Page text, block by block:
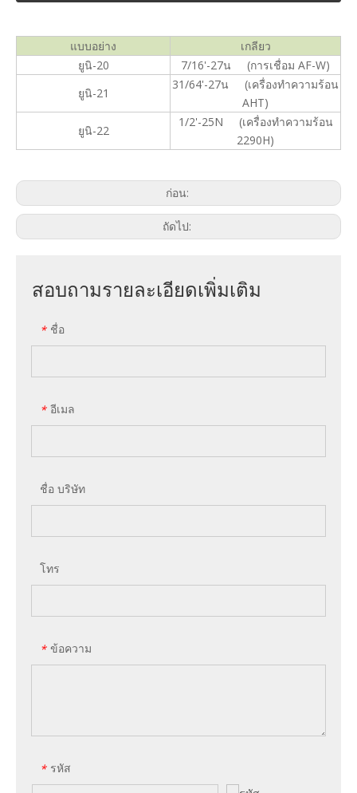
แบบอย่าง
เกลียว
ยูนิ-20
7/16'-27น (การเชื่อม AF-W)
ยูนิ-21
31/64'-27น (เครื่องทำความร้อน
AHT)
ยูนิ-22
1/2'-25N (เครื่องทำความร้อน
2290H)
ก่อน:
ถัดไป:
สอบถามรายละเอียดเพิ่มเติม
* ชื่อ
* อีเมล
ชื่อ บริษัท
โทร
* ข้อความ
* รหัส